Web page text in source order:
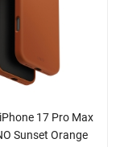
17 Pro Max
Sunset Orange